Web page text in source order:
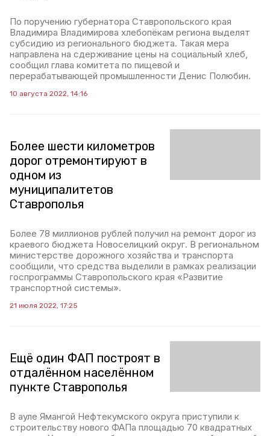
По поручению губернатора Ставропольского края
Владимира Владимирова хлебопёкам региона выделят
субсидию из регионального бюджета. Такая мера
направлена на сдерживание цены на социальный хлеб,
сообщил глава комитета по пищевой и
перерабатывающей промышленности Денис Полюбин.
10 августа 2022, 14:16
Более шести километров
дорог отремонтируют в
одном из
муниципалитетов
Ставрополья
Более 78 миллионов рублей получил на ремонт дорог из
краевого бюджета Новоселицкий округ. В региональном
министерстве дорожного хозяйства и транспорта
сообщили, что средства выделили в рамках реализации
госпрограммы Ставропольского края «Развитие
транспортной системы».
21 июля 2022, 17:25
Ещё один ФАП построят в
отдалённом населённом
пункте Ставрополья
В ауле Ямангой Нефтекумского округа приступили к
строительству нового ФАПа площадью 70 квадратных